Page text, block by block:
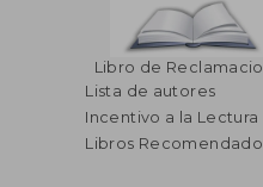
40%
dcto.
$ 295.86
Libro de
Lista de autores
Incentivo a la Lectura
Libros